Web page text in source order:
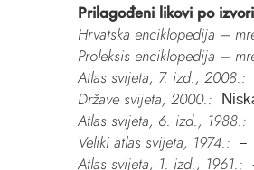
Prilagođeni likovi po
Hrvatska enciklopedija –
Proleksis enciklopedija –
Atlas svijeta, 7. izd., 2008.:
Države svijeta, 2000.:
Atlas svijeta, 6. izd., 1988.:
Veliki atlas svijeta, 1974.: –
Atlas svijeta, 1. izd., 1961.: